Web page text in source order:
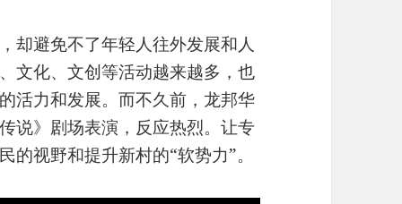
却避免不了年轻人往外发展和人
文化、文创等活动越来越多，也
活力和发展。而不久前，龙邦华
说》剧场表演，反应热烈。让专
视野和提升新村的“软势力”。